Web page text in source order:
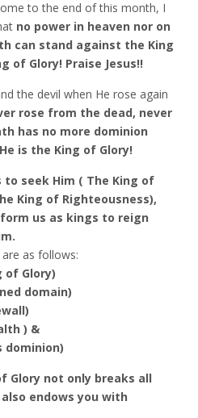
to the end of this month, I
no power in heaven nor on
can stand against the King
of Glory! Praise Jesus!!
the devil when He rose again
rose from the dead, never
has no more dominion
is the King of Glory!
to seek Him ( The King of
King of Righteousness),
us as kings to reign
as follows:
of Glory)
domain)
) &
dominion)
Glory not only breaks all
endows you with